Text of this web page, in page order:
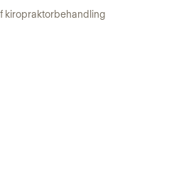
kiropraktorbehandling